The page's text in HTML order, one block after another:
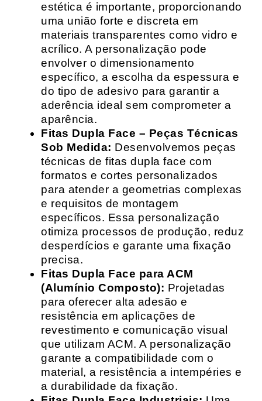
estética é importante, proporcionando
uma união forte e discreta em
materiais transparentes como vidro e
acrílico. A personalização pode
envolver o dimensionamento
específico, a escolha da espessura e
do tipo de adesivo para garantir a
aderência ideal sem comprometer a
aparência.
Fitas Dupla Face – Peças Técnicas
Sob Medida: Desenvolvemos peças
técnicas de fitas dupla face com
formatos e cortes personalizados
para atender a geometrias complexas
e requisitos de montagem
específicos. Essa personalização
otimiza processos de produção, reduz
desperdícios e garante uma fixação
precisa.
Fitas Dupla Face para ACM
(Alumínio Composto): Projetadas
para oferecer alta adesão e
resistência em aplicações de
revestimento e comunicação visual
que utilizam ACM. A personalização
garante a compatibilidade com o
material, a resistência a intempéries e
a durabilidade da fixação.